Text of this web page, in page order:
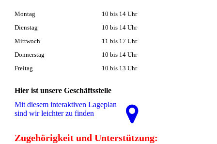
Montag
10 bis 14 Uhr
Dienstag
10 bis 14 Uhr
Mittwoch
11 bis 17 Uhr
Donnerstag
10 bis 14 Uhr
Freitag
10 bis 13 Uhr
Hier ist unsere Geschäftsstelle
Mit diesem interaktiven La­ge­plan
sind wir leichter zu finden
Zugehörigkeit und Unterstützung: